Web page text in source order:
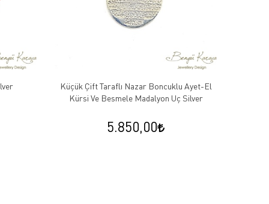
Küçük Çift Taraflı Nazar Boncuklu Ayet-El
Kürsi Ve Besmele Madalyon Uç Silver
5.850,00